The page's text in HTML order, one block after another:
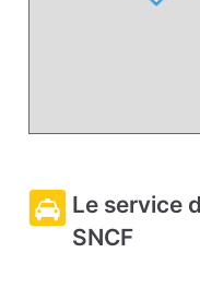
Le service
SNCF